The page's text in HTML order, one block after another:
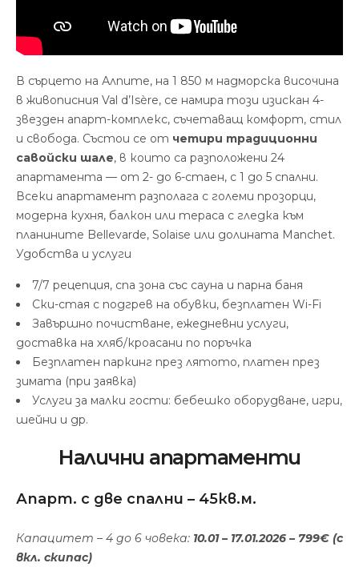
В сърцето на Алпите, на 1 850 м надморска височина
в живописния Val d’Isère, се намира този изискан 4-
звезден апарт-комплекс, съчетаващ комфорт, стил
и свобода. Състои се от четири традиционни
савойски шале, в които са разположени 24
апартамента — от 2- до 6-стаен, с 1 до 5 спални.
Всеки апартамент разполага с големи прозорци,
модерна кухня, балкон или тераса с гледка към
планините Bellevarde, Solaise или долината Manchet.
Удобства и услуги
7/7 рецепция, спа зона със сауна и парна баня
Ски-стая с подгрев на обувки, безплатен Wi-Fi
Завършно почистване, ежедневни услуги,
доставка на хляб/кроасани по поръчка
Безплатен паркинг през лятото, платен през
зимата (при заявка)
Услуги за малки гости: бебешко оборудване, игри,
шейни и др.
Налични апартаменти
Апарт. с две спални – 45кв.м.
Капацитет – 4 до 6 човека: 10.01 – 17.01.2026 – 799€ (с
вкл. скипас)